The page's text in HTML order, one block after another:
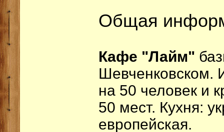
Общая
Кафе "Лайм"
Шевченковском.
на 50 человек и
50 мест. Кухня:
европейская.